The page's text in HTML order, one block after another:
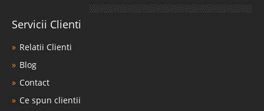
Servicii Clienti
Relatii Clienti
Blog
Contact
Ce spun clientii